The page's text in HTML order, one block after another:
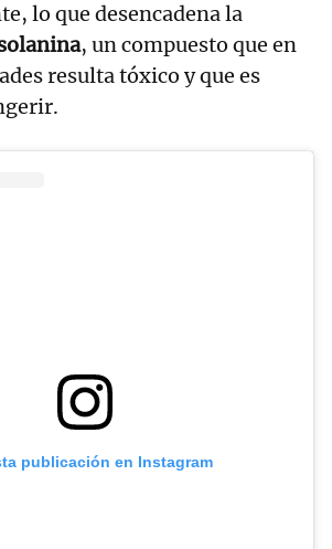
lo que desencadena la
, un compuesto que en
resulta tóxico y que es
publicación en Instagram